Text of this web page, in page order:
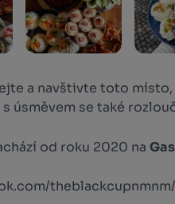
a navštivte toto místo,
úsměvem se také
od roku 2020 na
theblackcupnmnm/